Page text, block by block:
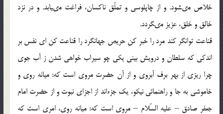
خلاص مى‏شود. و از چاپلوسى و تملّق ناكسان، فراغت مى‏يابد. و در نزد
خالق و خلق، عزيز مى‏گردد.
قناعت توانگر كند مرد را خبر كن حريص جهانگرد را قناعت كن اى نفس بر
اندكى كه سلطان و درويش بينى يكى چو سيراب خواهى شدن ز آب جوى
چرا ريزى از بهر برف آبروى و از آن حضرت مروى است كه: ميانه روى و
خاموشى به جا و راهنمائى نيكو، يك جزءاند از اجزاى نبوت و از حضرت امام
جعفر صادق – عليه السّلام – مروى است كه: ميانه روى، امرى است كه